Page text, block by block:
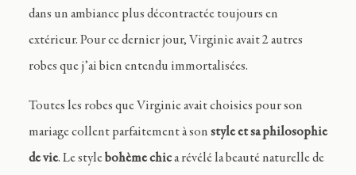
dans un ambiance plus décontractée toujours en
extérieur. Pour ce dernier jour, Virginie avait 2 autres
robes que j’ai bien entendu immortalisées.
Toutes les robes que Virginie avait choisies pour son
mariage collent parfaitement à son style et sa philosophie
de vie. Le stylebohème chica révélé la beauté naturelle de